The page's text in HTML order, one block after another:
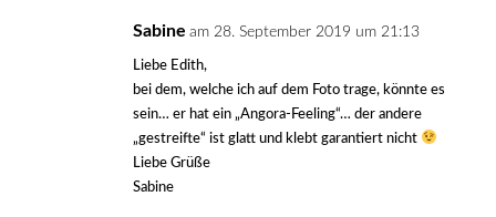
Sabine am 28. September 2019 um 21:13
Liebe Edith,
bei dem, welche ich auf dem Foto trage, könnte es
sein… er hat ein „Angora-Feeling“… der andere
„gestreifte“ ist glatt und klebt garantiert nicht
Liebe Grüße
Sabine